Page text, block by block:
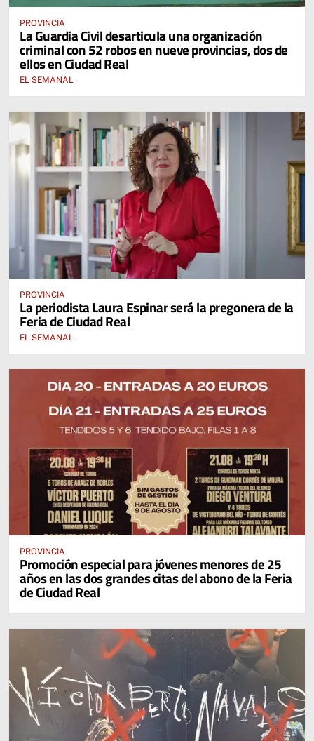
PROVINCIA
La Guardia Civil desarticula una organización
criminal con 52 robos en nueve provincias, dos de
ellos en Ciudad Real
EL SEMANAL
PROVINCIA
La periodista Laura Espinar será la pregonera de la
Feria de Ciudad Real
EL SEMANAL
PROVINCIA
Promoción especial para jóvenes menores de 25
años en las dos grandes citas del abono de la Feria
de Ciudad Real